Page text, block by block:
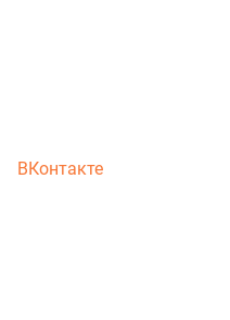
ВКонтакте